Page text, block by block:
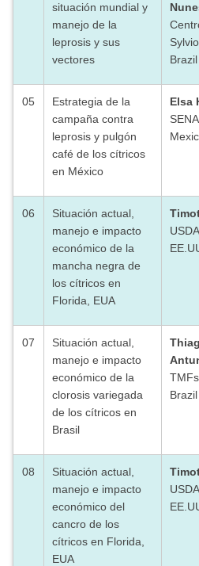
situación mundial y
manejo de la
leprosis y sus
vectores
Brazil
05
Estrategia de la
campaña contra
leprosis y pulgón
café de los cítricos
en México
Elsa
06
Situación actual,
manejo e impacto
económico de la
mancha negra de
los cítricos en
Florida, EUA
07
Situación actual,
manejo e impacto
económico de la
clorosis variegada
de los cítricos en
Brasil
Brazil
08
Situación actual,
manejo e impacto
económico del
cancro de los
cítricos en Florida,
EUA